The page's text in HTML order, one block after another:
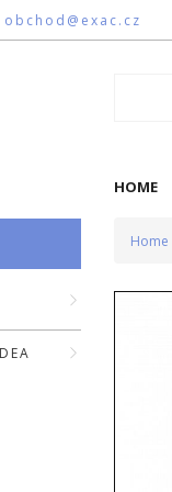
obchod@exac.cz
HOME
Home